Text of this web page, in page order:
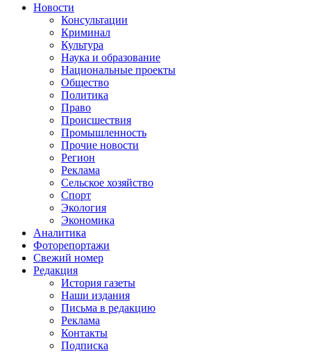
Новости
Консультации
Криминал
Культура
Наука и образование
Национальные проекты
Общество
Политика
Право
Происшествия
Промышленность
Прочие новости
Регион
Реклама
Сельское хозяйство
Спорт
Экология
Экономика
Аналитика
Фоторепортажи
Свежий номер
Редакция
История газеты
Наши издания
Письма в редакцию
Реклама
Контакты
Подписка